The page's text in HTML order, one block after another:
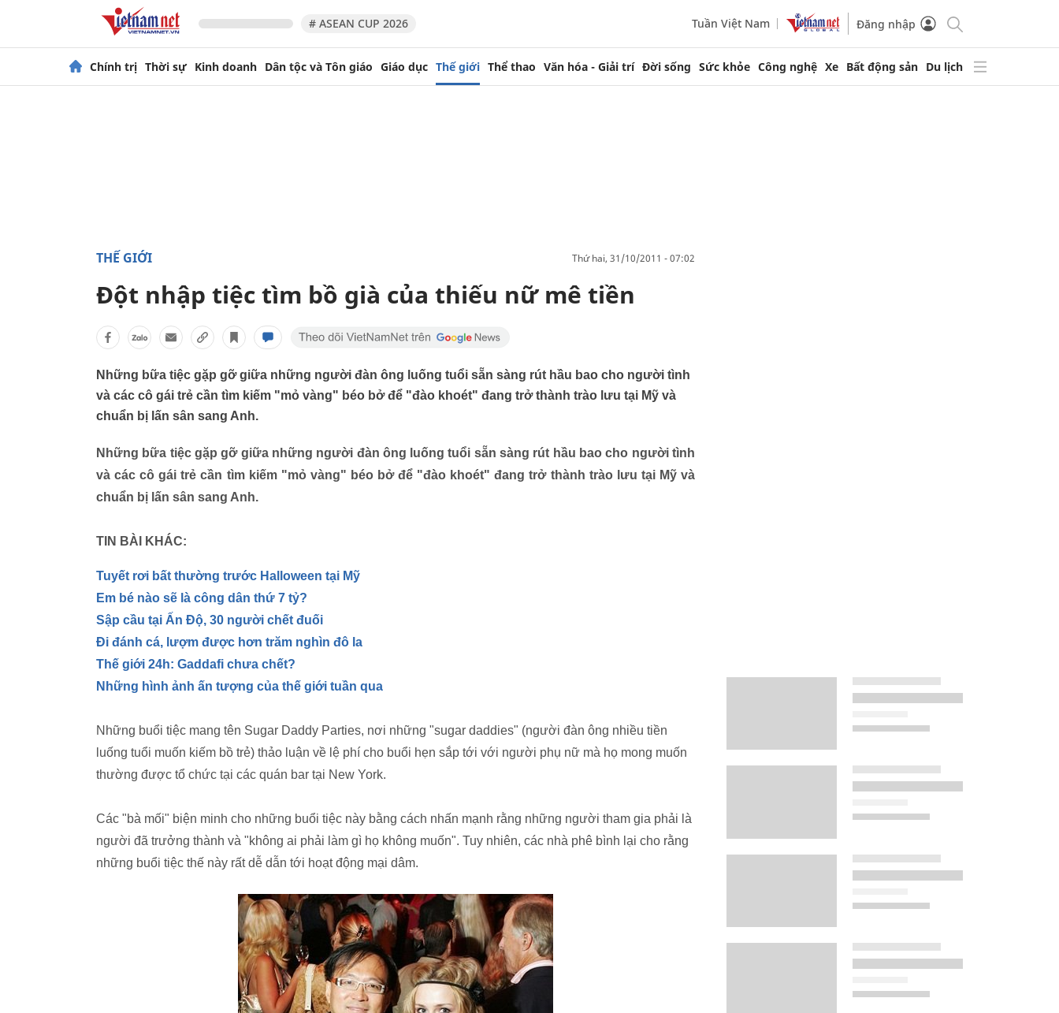
# ASEAN CUP 2026 Tuần Việt Nam Đăng nhập
Chính trị Thời sự Kinh doanh Dân tộc và Tôn giáo Giáo dục Thế giới Thể thao Văn hóa - Giải trí Đời sống Sức khỏe Công nghệ Xe Bất động sản Du lịch
THẾ GIỚI thứ hai, 31/10/2011 - 07:02
Đột nhập tiệc tìm bồ già của thiếu nữ mê tiền
Những bữa tiệc gặp gỡ giữa những người đàn ông luống tuổi sẵn sàng rút hầu bao cho người tình
và các cô gái trẻ cần tìm kiếm "mỏ vàng" béo bở để "đào khoét" đang trở thành trào lưu tại Mỹ và
chuẩn bị lấn sân sang Anh.
Những bữa tiệc gặp gỡ giữa những người đàn ông luống tuổi sẵn sàng rút hầu bao cho người tình
và các cô gái trẻ cần tìm kiếm "mỏ vàng" béo bở để "đào khoét" đang trở thành trào lưu tại Mỹ và
chuẩn bị lấn sân sang Anh.
TIN BÀI KHÁC:
Tuyết rơi bất thường trước Halloween tại Mỹ
Em bé nào sẽ là công dân thứ 7 tỷ?
Sập cầu tại Ấn Độ, 30 người chết đuối
Đi đánh cá, lượm được hơn trăm nghìn đô la
Thế giới 24h: Gaddafi chưa chết?
Những hình ảnh ấn tượng của thế giới tuần qua
Những buổi tiệc mang tên Sugar Daddy Parties, nơi những "sugar daddies" (người đàn ông nhiều tiền
luống tuổi muốn kiếm bồ trẻ) thảo luận về lệ phí cho buổi hẹn sắp tới với người phụ nữ mà họ mong muốn
thường được tổ chức tại các quán bar tại New York.
Các "bà mối" biện minh cho những buổi tiệc này bằng cách nhấn mạnh rằng những người tham gia phải là
người đã trưởng thành và "không ai phải làm gì họ không muốn". Tuy nhiên, các nhà phê bình lại cho rằng
những buổi tiệc thế này rất dễ dẫn tới hoạt động mại dâm.